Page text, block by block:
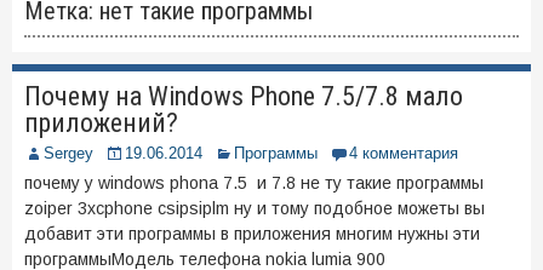
Метка: нет такие программы
Почему на Windows Phone 7.5/7.8 мало
приложений?
Sergey 19.06.2014 Программы 4 комментария
почему у windows phona 7.5 и 7.8 не ту такие программы
zoiper 3xcphone csipsiplm ну и тому подобное можеты вы
добавит эти программы в приложения многим нужны эти
программыМодель телефона nokia lumia 900